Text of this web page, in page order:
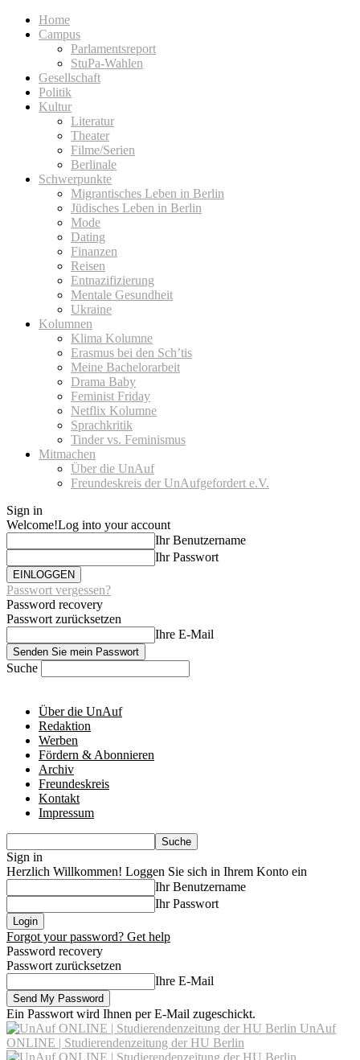
Home
Campus
Parlamentsreport
StuPa-Wahlen
Gesellschaft
Politik
Kultur
Literatur
Theater
Filme/Serien
Berlinale
Schwerpunkte
Migrantisches Leben in Berlin
Jüdisches Leben in Berlin
Mode
Dating
Finanzen
Reisen
Entnazifizierung
Mentale Gesundheit
Ukraine
Kolumnen
Klima Kolumne
Erasmus bei den Sch’tis
Meine Bachelorarbeit
Drama Baby
Feminist Friday
Netflix Kolumne
Sprachkritik
Tinder vs. Feminismus
Mitmachen
Über die UnAuf
Freundeskreis der UnAufgefordert e.V.
Sign in
Welcome!Log into your account
Ihr Benutzername
Ihr Passwort
Passwort vergessen?
Password recovery
Passwort zurücksetzen
Ihre E-Mail
Suche
Über die UnAuf
Redaktion
Werben
Fördern & Abonnieren
Archiv
Freundeskreis
Kontakt
Impressum
Sign in
Herzlich Willkommen! Loggen Sie sich in Ihrem Konto ein
Ihr Benutzername
Ihr Passwort
Forgot your password? Get help
Password recovery
Passwort zurücksetzen
Ihre E-Mail
Ein Passwort wird Ihnen per E-Mail zugeschickt.
UnAuf
ONLINE | Studierendenzeitung der HU Berlin